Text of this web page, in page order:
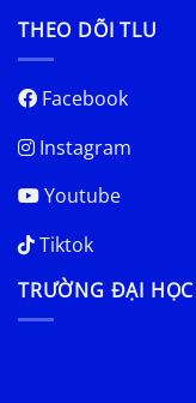
THEO DÕI TLU
Facebook
Instagram
Youtube
Tiktok
TRƯỜNG ĐẠI